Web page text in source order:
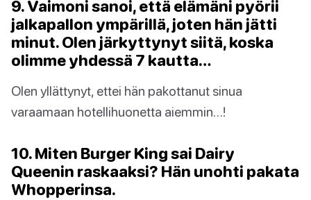
9. Vaimoni sanoi, että elämäni pyörii
jalkapallon ympärillä, joten hän jätti
minut. Olen järkyttynyt siitä, koska
olimme yhdessä 7 kautta…
Olen yllättynyt, ettei hän pakottanut sinua
varaamaan hotellihuonetta aiemmin…!
10. Miten Burger King sai Dairy
Queenin raskaaksi? Hän unohti pakata
Whopperinsa.